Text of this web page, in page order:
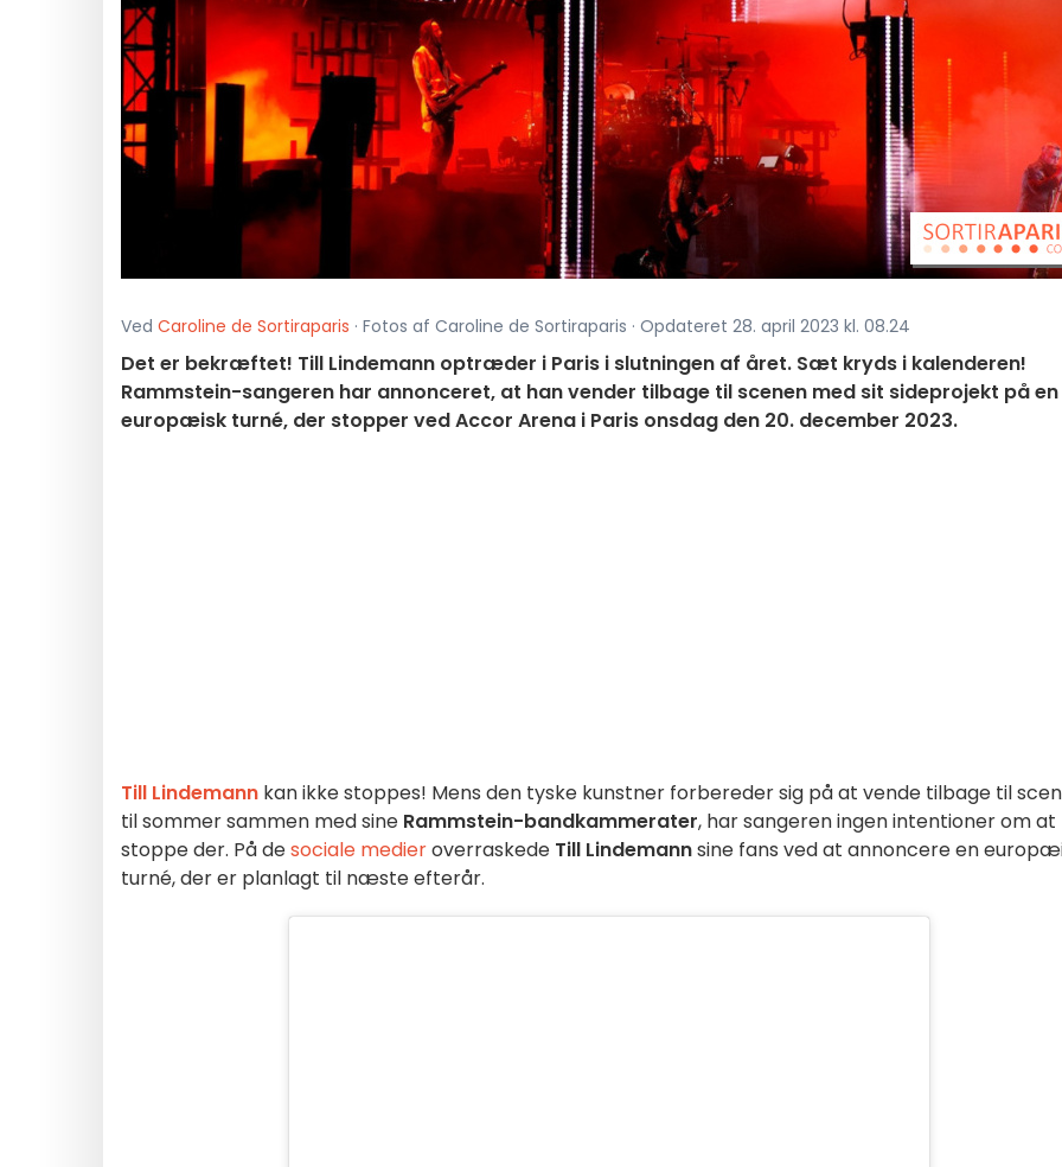
Ved Caroline de Sortiraparis · Fotos af Caroline de Sortiraparis · Opdateret 28. april 2023 kl. 08.24
Det er bekræftet! Till Lindemann optræder i Paris i slutningen af året. Sæt kryds i kalenderen!
Rammstein-sangeren har annonceret, at han vender tilbage til scenen med sit sideprojekt på en
europæisk turné, der stopper ved Accor Arena i Paris onsdag den 20. december 2023.
Till Lindemann kan ikke stoppes! Mens den tyske kunstner forbereder sig på at vende tilbage til
til sommer sammen med sine Rammstein-bandkammerater, har sangeren ingen intentioner om at
stoppe der. På desociale medieroverraskede Till Lindemannsine fans ved at annoncere en
turné, der er planlagt til næste efterår.